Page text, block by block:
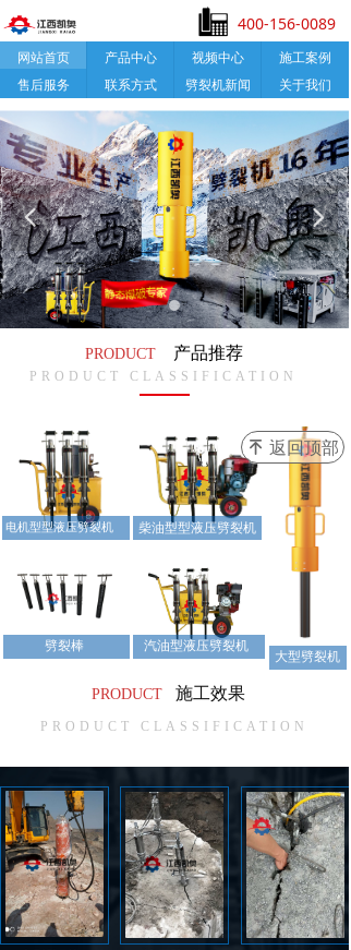
网站首页 产品中心 视频中心 施工案例
400-156-0089
售后服务 联系方式 劈裂机新闻 关于我们
PRODUCT
电机型型液压劈裂机
大型劈裂机
넳 넲
产品推荐
PRODUCT CLASSIFICATION
施工效果
PRODUCT
PRODUCT CLASSIFICATION
劈裂棒
柴油型型液压劈裂机
汽油型液压劈裂机
查看更多
녠 返回顶部